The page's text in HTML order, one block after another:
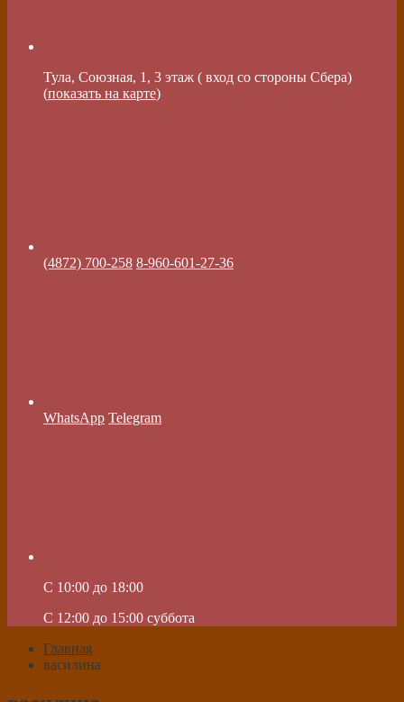
Тула, Союзная, 1, 3 этаж ( вход со стороны Сбера)
(показать на карте)
(4872) 700-258 8-960-601-27-36
WhatsApp Telegram
C 10:00 до 18:00
C 12:00 до 15:00 суббота
Главная
василина